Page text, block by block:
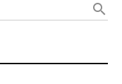
search